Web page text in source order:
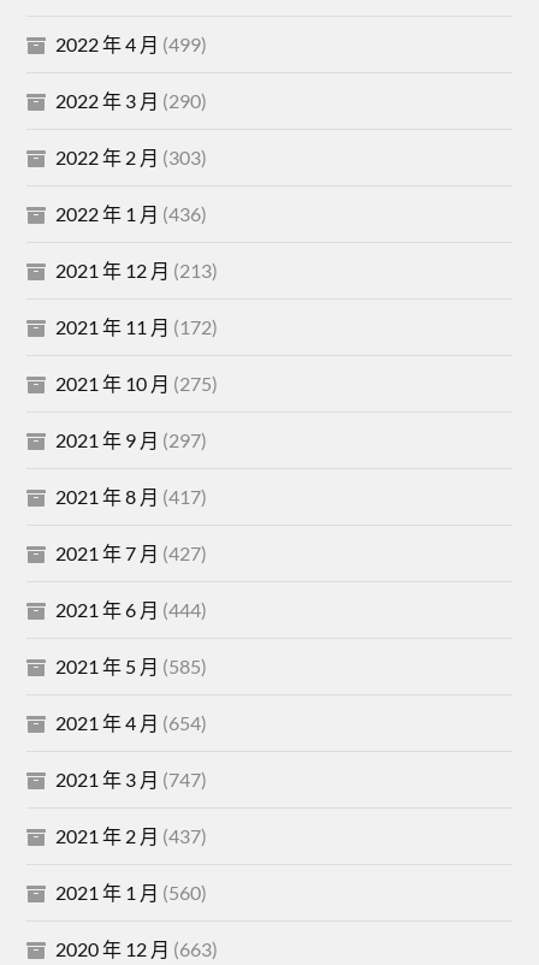
2022 年 4 月 (499)
2022 年 3 月 (290)
2022 年 2 月 (303)
2022 年 1 月 (436)
2021 年 12 月 (213)
2021 年 11 月 (172)
2021 年 10 月 (275)
2021 年 9 月 (297)
2021 年 8 月 (417)
2021 年 7 月 (427)
2021 年 6 月 (444)
2021 年 5 月 (585)
2021 年 4 月 (654)
2021 年 3 月 (747)
2021 年 2 月 (437)
2021 年 1 月 (560)
2020 年 12 月 (663)